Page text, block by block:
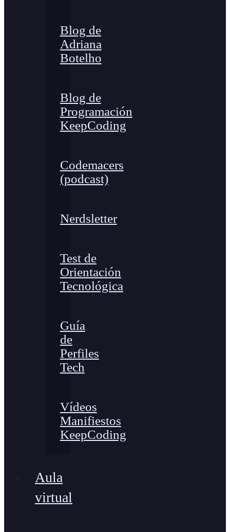
Blog de
Adriana
Botelho
Blog de
Programación
KeepCoding
Codemacers
(podcast)
Nerdsletter
Test de
Orientación
Tecnológica
Guía
de
Perfiles
Tech
Vídeos
Manifiestos
KeepCoding
Aula
virtual